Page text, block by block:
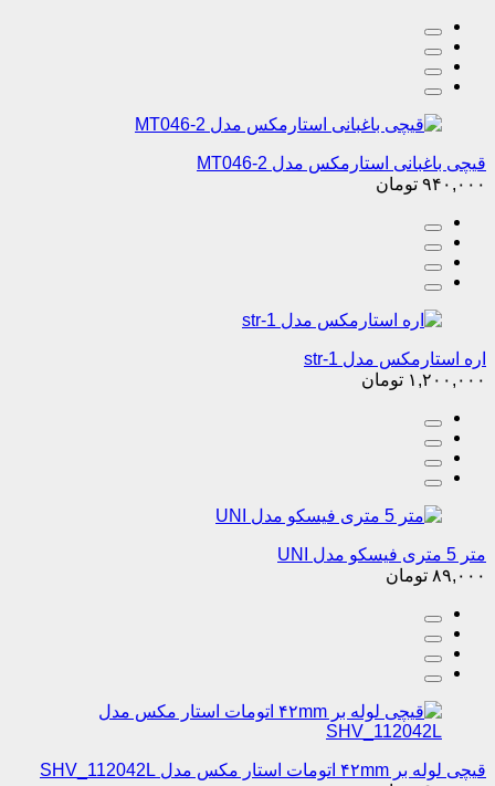
قیچی باغبانی استارمکس مدل MT046-2
۹۴۰,۰۰۰ تومان
اره استارمکس مدل str-1
۱,۲۰۰,۰۰۰ تومان
متر 5 متری فیسکو مدل UNI
۸۹,۰۰۰ تومان
قیچی لوله بر ۴۲mm اتومات استار مکس مدل SHV_112042L